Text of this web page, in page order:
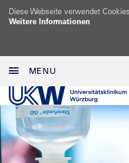
Diese Webseite verwendet
Weitere Informationen
MENU